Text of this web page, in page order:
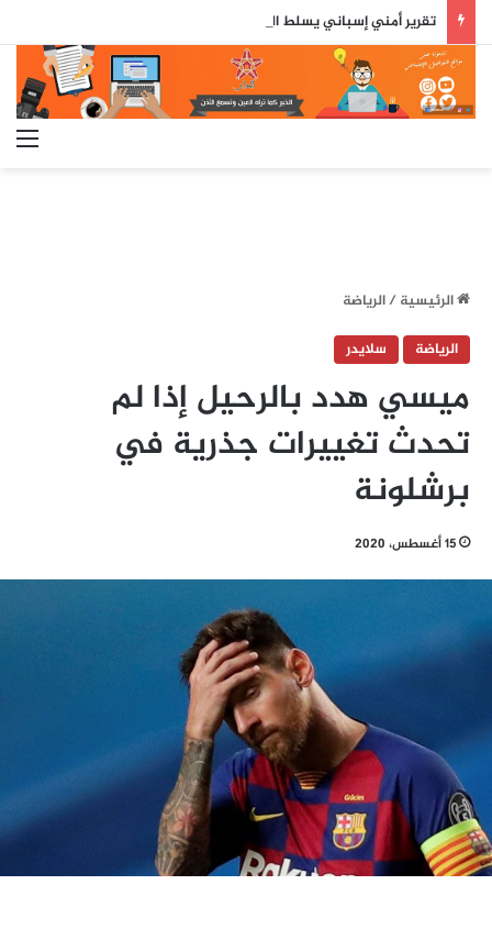
الرئيسية/الرياضة
الرياضة
سلايدر
ميسي هدد بالرحيل إذا لم
تحدث تغييرات جذرية في
برشلونة
15 أغسطس، 2020